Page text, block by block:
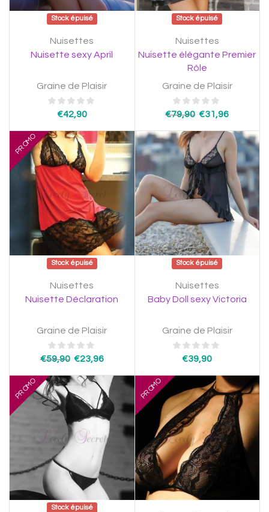
Stock épuisé
Nuisettes
Nuisette sexy April
Graine de Plaisir
€42,90
Stock épuisé
Nuisettes
Nuisette élégante Premier
Rôle
Graine de Plaisir
€79,90 €31,96
Stock épuisé
PROMO
Nuisettes
Nuisette Déclaration
Graine de Plaisir
€59,90 €23,96
Stock épuisé
Nuisettes
Baby Doll sexy Victoria
Graine de Plaisir
€39,90
Stock épuisé
PROMO PROMO